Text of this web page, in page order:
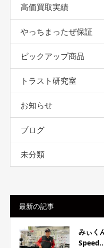
高価買取実績
やっちまったぜ保証
ピックアップ商品
トラスト研究室
お知らせ
ブログ
未分類
最新の記事
みぃく